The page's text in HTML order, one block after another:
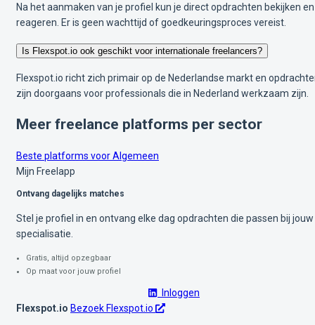
Na het aanmaken van je profiel kun je direct opdrachten bekijken en
reageren. Er is geen wachttijd of goedkeuringsproces vereist.
Is Flexspot.io ook geschikt voor internationale freelancers?
Flexspot.io richt zich primair op de Nederlandse markt en
zijn doorgaans voor professionals die in Nederland werkzaam zijn.
Meer freelance platforms per sector
Beste platforms voor Algemeen
Mijn Freelapp
Ontvang dagelijks matches
Stel je profiel in en ontvang elke dag opdrachten die passen bij jouw
specialisatie.
Gratis, altijd opzegbaar
Op maat voor jouw profiel
Inloggen
Flexspot.io Bezoek Flexspot.io